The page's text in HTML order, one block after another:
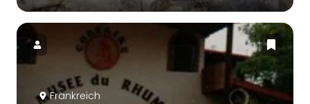
Frankreich